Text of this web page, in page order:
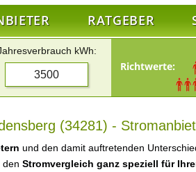
RATGEBER
kWh:
Richtwerte:
(34281) -
und den damit auftretenden
den Stromvergleich ganz speziell für